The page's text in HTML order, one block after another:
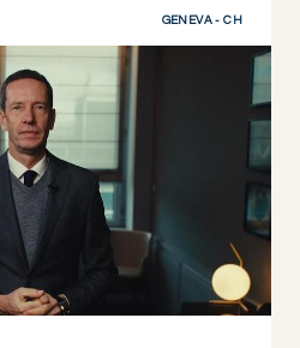
GENEVA - CH